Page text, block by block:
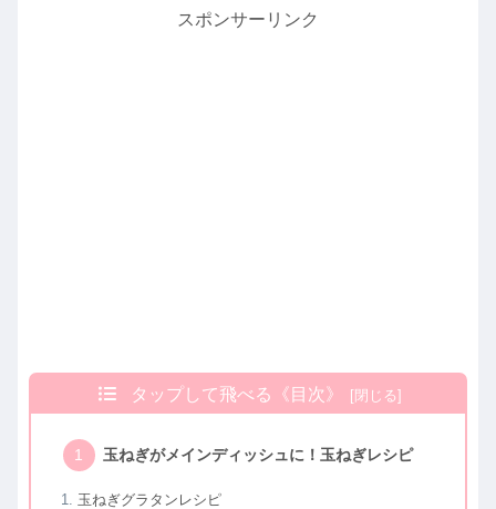
スポンサーリンク
タップして飛べる《目次》
玉ねぎがメインディッシュに！玉ねぎレシピ
玉ねぎグラタンレシピ